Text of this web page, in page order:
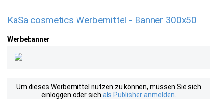
KaSa cosmetics Werbemittel - Banner 300x50
Werbebanner
Um dieses Werbemittel nutzen zu können, müssen Sie sich
einloggen oder sich als Publisher anmelden